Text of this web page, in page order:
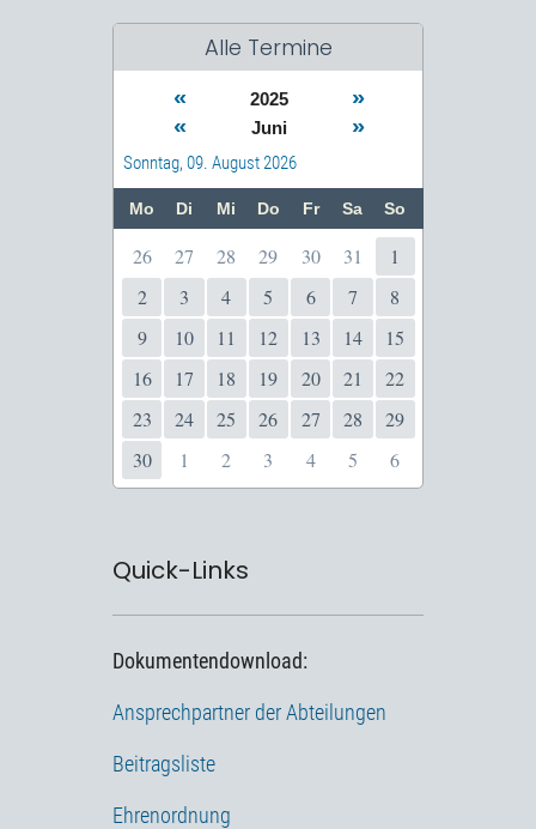
Alle Termine
« 2025
»
«
Juni »
Sonntag, 09. August 2026
Mo Di Mi Do Fr Sa So
26 27 28 29 30 31
1
2
3 4 5 6 7
8
9
10 11 12 13 14
15
16
17 18 19 20 21
22
23
24 25 26 27 28
29
30
1 2 3 4 5 6
Quick-Links
Dokumentendownload:
Ansprechpartner der Abteilungen
Beitragsliste
Ehrenordnung